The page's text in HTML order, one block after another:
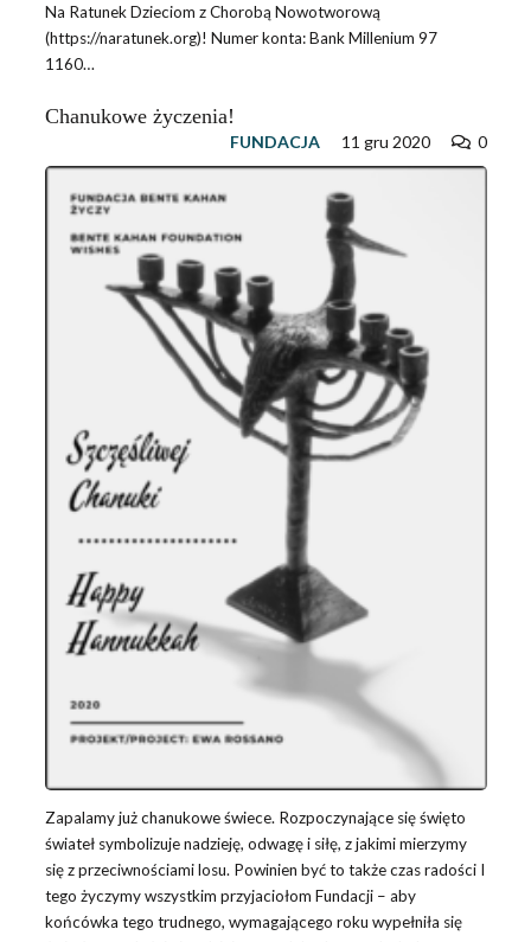
Na Ratunek Dzieciom z Chorobą Nowotworową
(https://naratunek.org)! Numer konta: Bank Millenium 97
1160…
Chanukowe życzenia!
FUNDACJA 11 gru 2020 0
Zapalamy już chanukowe świece. Rozpoczynające się święto
świateł symbolizuje nadzieję, odwagę i siłę, z jakimi mierzymy
się z przeciwnościami losu. Powinien być to także czas radości I
tego życzymy wszystkim przyjaciołom Fundacji – aby
końcówka tego trudnego, wymagającego roku wypełniła się